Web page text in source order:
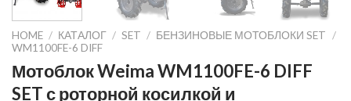
HOME / КАТАЛОГ / SET / БЕНЗИНОВЫЕ МОТОБЛОКИ SET /
WM1100FE-6 DIFF
Мотоблок Weima WM1100FE-6 DIFF
SET с роторной косилкой и